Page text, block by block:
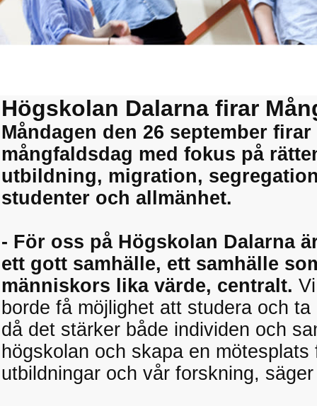
Högskolan Dalarna firar
Måndagen den 26 september
mångfaldsdag med fokus på
utbildning, migration,
studenter och allmänhet.
- För oss på Högskolan Dalarna
ett gott samhälle, ett samhälle
människors lika värde, centralt.
borde få möjlighet att studera och
då det stärker både individen och
högskolan och skapa en
utbildningar och vår forskning,